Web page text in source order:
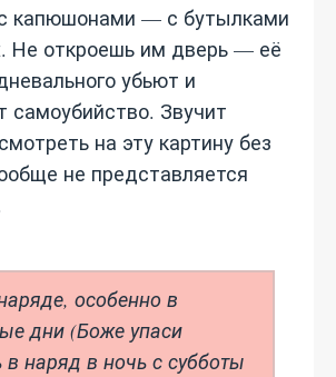
капюшонами — с бутылками
Не откроешь им дверь — её
убьют и
самоубийство. Звучит
на эту картину без
не представляется
особенно в
дни (Боже упаси
в наряд в ночь с субботы